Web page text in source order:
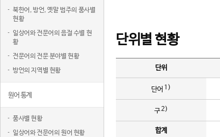
북한어, 방언, 옛말 범주의 품사별
현황
일상어와 전문어의 음절 수별 현
황
전문어의 전문 분야별 현황
방언의 지역별 현황
원어 통계
품사별 현황
일상어와 전문어의 원어 현황
단위별 현황
단위
단어 1)
구2)
합계